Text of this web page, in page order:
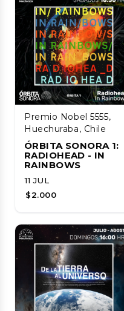
Premio Nobel 5555,
Huechuraba, Chile
ÓRBITA SONORA 1:
RADIOHEAD - IN
RAINBOWS
11 JUL
$2.000